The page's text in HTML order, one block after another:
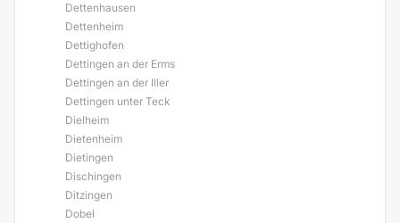
Dettenhausen
Dettenheim
Dettighofen
Dettingen an der Erms
Dettingen an der Iller
Dettingen unter Teck
Dielheim
Dietenheim
Dietingen
Dischingen
Ditzingen
Dobel